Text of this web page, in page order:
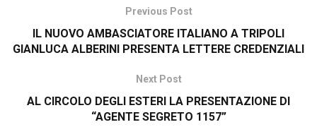
Previous Post
IL NUOVO AMBASCIATORE ITALIANO A TRIPOLI
GIANLUCA ALBERINI PRESENTA LETTERE CREDENZIALI
Next Post
AL CIRCOLO DEGLI ESTERI LA PRESENTAZIONE DI
“AGENTE SEGRETO 1157”